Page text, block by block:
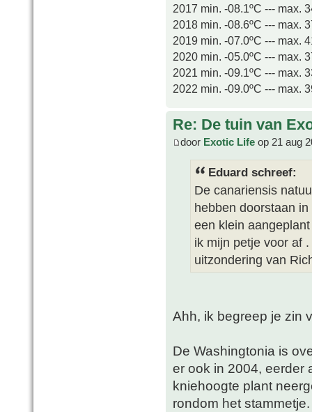
2017 min. -08.1ºC --- max.
2018 min. -08.6ºC --- max.
2019 min. -07.0ºC --- max.
2020 min. -05.0ºC --- max.
2021 min. -09.1ºC --- max.
2022 min. -09.0ºC --- max.
Re: De tuin van
door Exotic Life op 21 aug
Eduard schreef:
De canariensis
hebben doorstaan
een klein
ik mijn petje voor af
uitzondering van
Ahh, ik begreep je zin
De Washingtonia is
er ook in 2004, eerder
kniehoogte plant
rondom het